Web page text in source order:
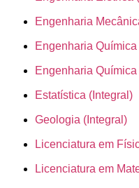
Engenharia
Engenharia
Engenharia
Estatística (Integral)
Geologia (Integral)
Licenciatura em
Licenciatura em